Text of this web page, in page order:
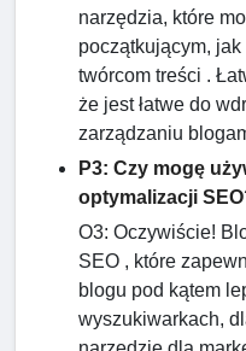
narzędzia, które
początkującym,
twórcom treści .
że ​​jest łatwe do
zarządzaniu
P3: Czy mogę
optymalizacji
O3: Oczywiście!
SEO , które
blogu pod kątem
wyszukiwarkach,